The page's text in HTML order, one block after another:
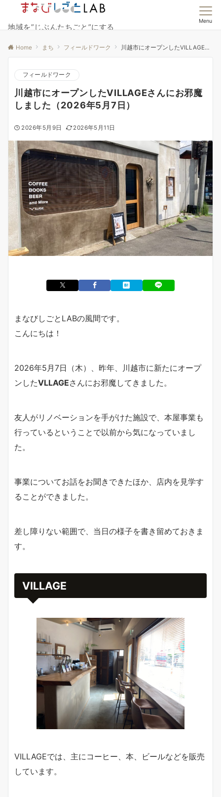
地域を”じぶんたちごと”にする
Menu
Home まち フィールドワーク 川越市にオープンしたVILLAGEさんにお邪魔しました（2026年5月7日）
フィールドワーク
川越市にオープンしたVILLAGEさんにお邪魔
しました（2026年5月7日）
2026年5月9日 2026年5月11日
まなびしごとLABの風間です。
こんにちは！
2026年5月7日（木）、昨年、川越市に新たにオープ
ンしたVLLAGEさんにお邪魔してきました。
友人がリノベーションを手がけた施設で、本屋事業も
行っているということで以前から気になっていまし
た。
事業についてお話をお聞きできたほか、店内を見学す
ることができました。
差し障りない範囲で、当日の様子を書き留めておきま
す。
VILLAGE
VILLAGEでは、主にコーヒー、本、ビールなどを販売
しています。